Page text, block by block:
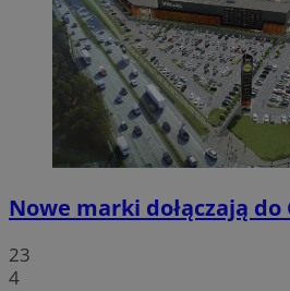
Nowe marki dołączają
23
4